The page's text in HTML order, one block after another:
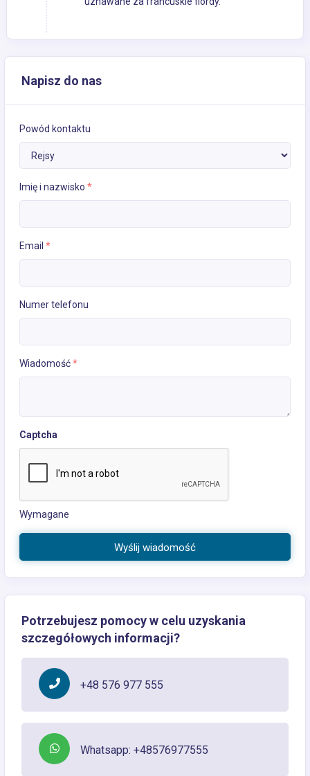
Napisz do nas
Powód kontaktu
Imię i nazwisko *
Email *
Numer telefonu
Wiadomość*
Captcha
Wymagane
Wyślij wiadomość
Potrzebujesz pomocy w celu uzyskania
szczegółowych informacji?
+48 576 977 555
Whatsapp: +48576977555